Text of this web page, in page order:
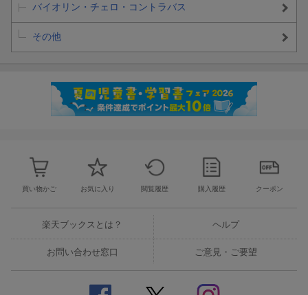
バイオリン・チェロ・コントラバス
その他
買い物かご お気に入り 閲覧履歴 購入履歴 クーポン
楽天ブックスとは？ ヘルプ
お問い合わせ窓口 ご意見・ご要望